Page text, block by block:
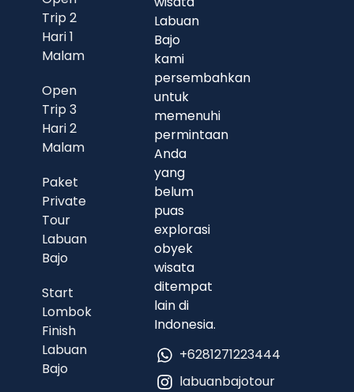
Trip 2
Hari 1
Malam
Open
Trip 3
Hari 2
Malam
Paket
Private
Tour
Labuan
Bajo
Start
Lombok
Finish
Labuan
Bajo
Labuan
Bajo
kami
persembahkan
untuk
memenuhi
permintaan
Anda
yang
belum
puas
explorasi
obyek
wisata
ditempat
lain di
Indonesia.
+6281271223444
labuanbajotour